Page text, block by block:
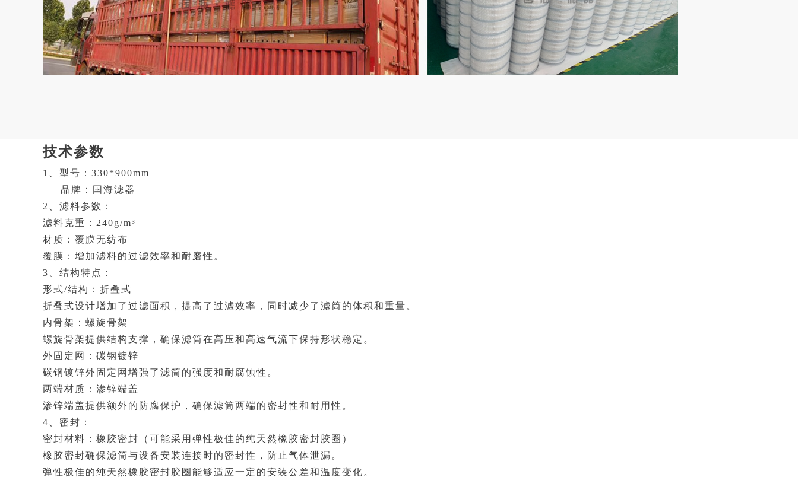
技术参数
1、型号：330*900mm
品牌：国海滤器
2、滤料参数：
滤料克重：240g/m³
材质：覆膜无纺布
覆膜：增加滤料的过滤效率和耐磨性。
3、结构特点：
形式/结构：折叠式
折叠式设计增加了过滤面积，提高了过滤效率，同时减少了滤筒的体积和重量。
内骨架：螺旋骨架
螺旋骨架提供结构支撑，确保滤筒在高压和高速气流下保持形状稳定。
外固定网：碳钢镀锌
碳钢镀锌外固定网增强了滤筒的强度和耐腐蚀性。
两端材质：渗锌端盖
渗锌端盖提供额外的防腐保护，确保滤筒两端的密封性和耐用性。
4、密封：
密封材料：橡胶密封（可能采用弹性极佳的纯天然橡胶密封胶圈）
橡胶密封确保滤筒与设备安装连接时的密封性，防止气体泄漏。
弹性极佳的纯天然橡胶密封胶圈能够适应一定的安装公差和温度变化。